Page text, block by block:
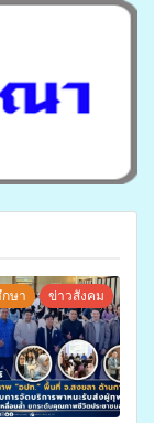
ษา ข่าวสังคม